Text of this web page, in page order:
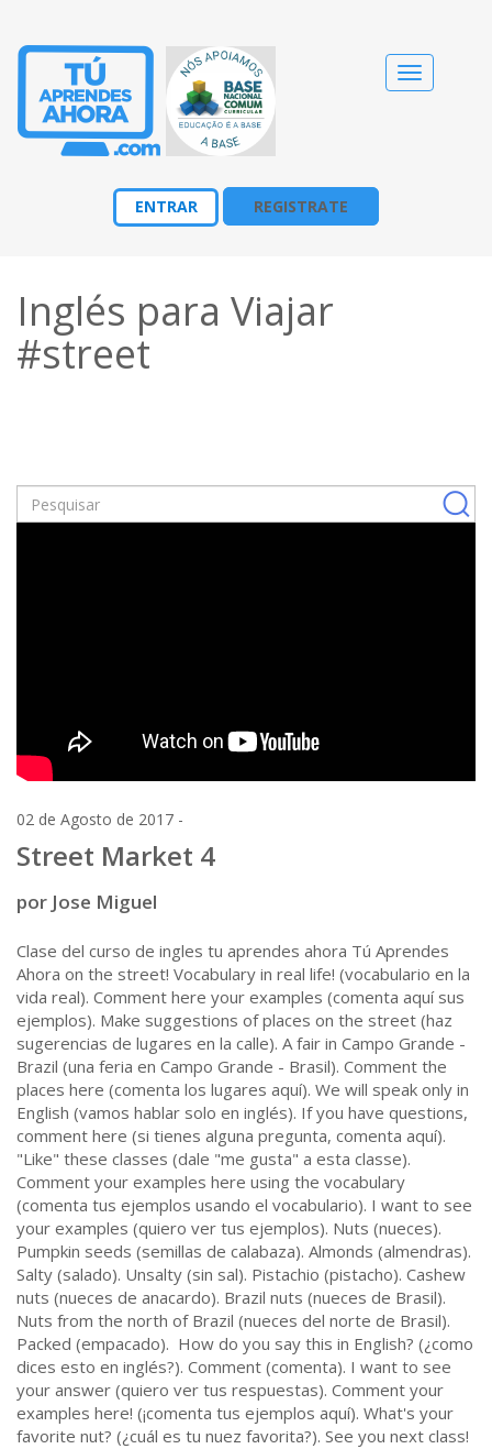
Cambiar
navegación
ENTRAR REGISTRATE
Inglés para Viajar
#street
02 de Agosto de 2017 -
Street Market 4
por Jose Miguel
Clase del curso de ingles tu aprendes ahora Tú Aprendes
Ahora on the street! Vocabulary in real life! (vocabulario en la
vida real). Comment here your examples (comenta aquí sus
ejemplos). Make suggestions of places on the street (haz
sugerencias de lugares en la calle). A fair in Campo Grande -
Brazil (una feria en Campo Grande - Brasil). Comment the
places here (comenta los lugares aquí). We will speak only in
English (vamos hablar solo en inglés). If you have questions,
comment here (si tienes alguna pregunta, comenta aquí).
"Like" these classes (dale "me gusta" a esta classe).
Comment your examples here using the vocabulary
(comenta tus ejemplos usando el vocabulario). I want to see
your examples (quiero ver tus ejemplos). Nuts (nueces).
Pumpkin seeds (semillas de calabaza). Almonds (almendras).
Salty (salado). Unsalty (sin sal). Pistachio (pistacho). Cashew
nuts (nueces de anacardo). Brazil nuts (nueces de Brasil).
Nuts from the north of Brazil (nueces del norte de Brasil).
Packed (empacado). How do you say this in English? (¿como
dices esto en inglés?). Comment (comenta). I want to see
your answer (quiero ver tus respuestas). Comment your
examples here! (¡comenta tus ejemplos aquí). What's your
favorite nut? (¿cuál es tu nuez favorita?). See you next class!